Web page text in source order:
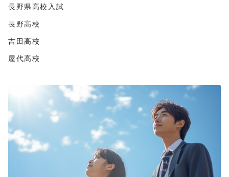
長野県高校入試
長野高校
吉田高校
屋代高校